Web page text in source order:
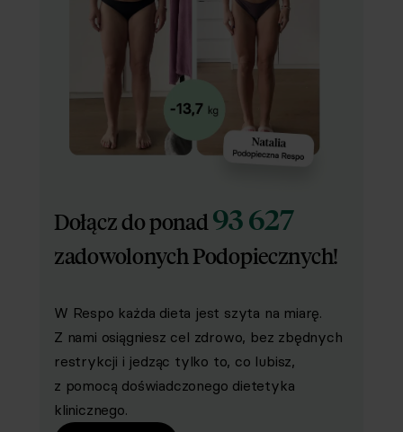
Dołącz do ponad93 627
zadowolonych Podopiecznych!
W Respo każda dieta jest szyta na miarę.
Z nami osiągniesz cel zdrowo, bez zbędnych
restrykcji i jedząc tylko to, co lubisz,
z pomocą doświadczonego dietetyka
klinicznego.